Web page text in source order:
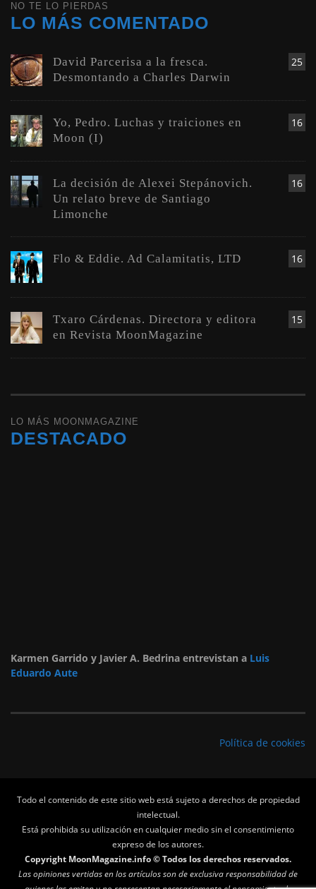
NO TE LO PIERDAS
LO MÁS COMENTADO
25
David Parcerisa a la fresca.
Desmontando a Charles Darwin
16
Yo, Pedro. Luchas y traiciones en
Moon (I)
16
La decisión de Alexei Stepánovich.
Un relato breve de Santiago
Limonche
16
Flo & Eddie. Ad Calamitatis, LTD
15
Txaro Cárdenas. Directora y editora
en Revista MoonMagazine
LO MÁS MOONMAGAZINE
DESTACADO
Karmen Garrido y Javier A. Bedrina entrevistan a Luis
Eduardo Aute
Política de cookies
Todo el contenido de este sitio web está sujeto a derechos de propiedad
intelectual.
Está prohibida su utilización en cualquier medio sin el consentimiento
expreso de los autores.
Copyright MoonMagazine.info © Todos los derechos reservados.
Las opiniones vertidas en los artículos son de exclusiva responsabilidad de